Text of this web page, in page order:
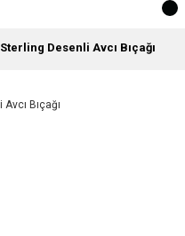
Sterling Desenli Avcı Bıçağı